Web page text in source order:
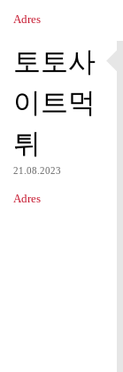
Adres
토토사
이트먹
튀
21.08.2023
Adres